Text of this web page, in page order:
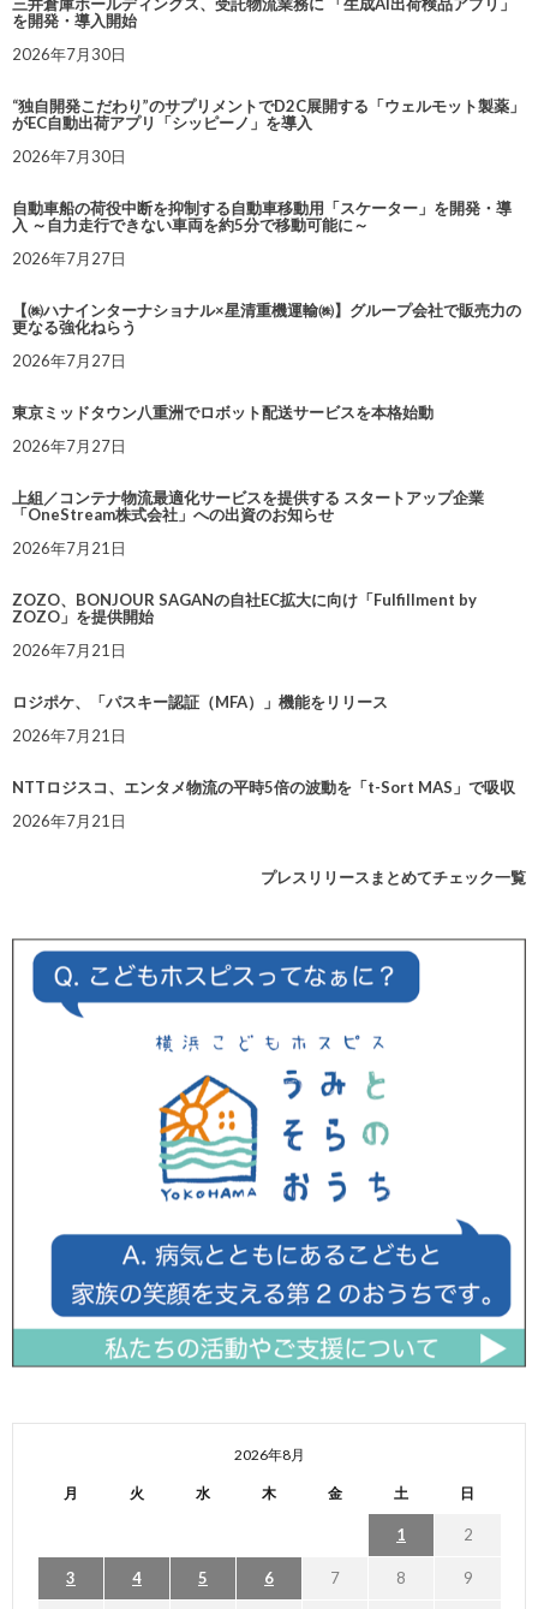
三井倉庫ホールディングス、受託物流業務に 「生成AI出荷検品アプリ」
を開発・導入開始
2026年7月30日
“独自開発こだわり”のサプリメントでD2C展開する「ウェルモット製薬」
がEC自動出荷アプリ「シッピーノ」を導入
2026年7月30日
自動車船の荷役中断を抑制する自動車移動用「スケーター」を開発・導
入 ～自力走行できない車両を約5分で移動可能に～
2026年7月27日
【㈱ハナインターナショナル×星清重機運輸㈱】グループ会社で販売力の
更なる強化ねらう
2026年7月27日
東京ミッドタウン八重洲でロボット配送サービスを本格始動
2026年7月27日
上組／コンテナ物流最適化サービスを提供する スタートアップ企業
「OneStream株式会社」への出資のお知らせ
2026年7月21日
ZOZO、BONJOUR SAGANの自社EC拡大に向け「Fulfillment by
ZOZO」を提供開始
2026年7月21日
ロジポケ、「パスキー認証（MFA）」機能をリリース
2026年7月21日
NTTロジスコ、エンタメ物流の平時5倍の波動を「t-Sort MAS」で吸収
2026年7月21日
プレスリリースまとめてチェック一覧
2026年8月
月 火 水 木 金 土 日
1 2
3 4 5 6 7 8 9